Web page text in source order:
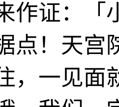
作证：「
点！天宫
，一见面